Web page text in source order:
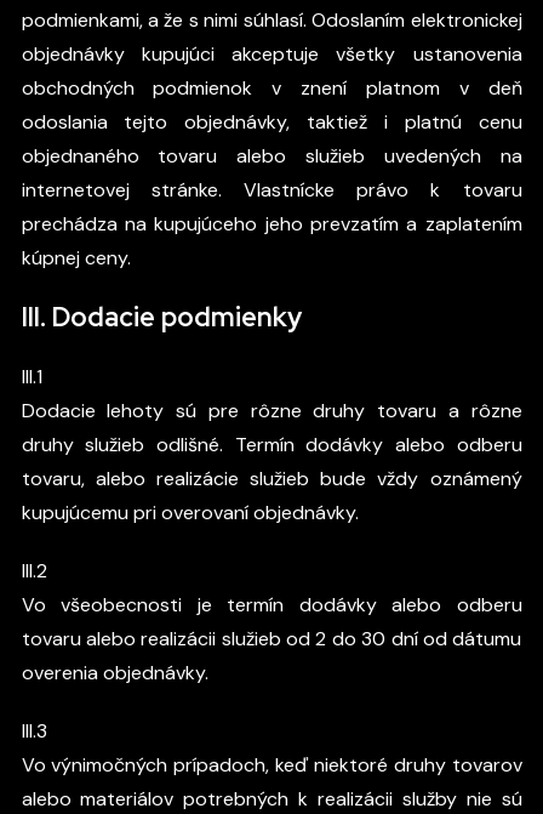
podmienkami, a že s nimi súhlasí. Odoslaním elektronickej
objednávky kupujúci akceptuje všetky ustanovenia
obchodných podmienok v znení platnom v deň
odoslania tejto objednávky, taktiež i platnú cenu
objednaného tovaru alebo služieb uvedených na
internetovej stránke. Vlastnícke právo k tovaru
prechádza na kupujúceho jeho prevzatím a zaplatením
kúpnej ceny.
III. Dodacie podmienky
III.1
Dodacie lehoty sú pre rôzne druhy tovaru a rôzne
druhy služieb odlišné. Termín dodávky alebo odberu
tovaru, alebo realizácie služieb bude vždy oznámený
kupujúcemu pri overovaní objednávky.
III.2
Vo všeobecnosti je termín dodávky alebo odberu
tovaru alebo realizácii služieb od 2 do 30 dní od dátumu
overenia objednávky.
III.3
Vo výnimočných prípadoch, keď niektoré druhy tovarov
alebo materiálov potrebných k realizácii služby nie sú